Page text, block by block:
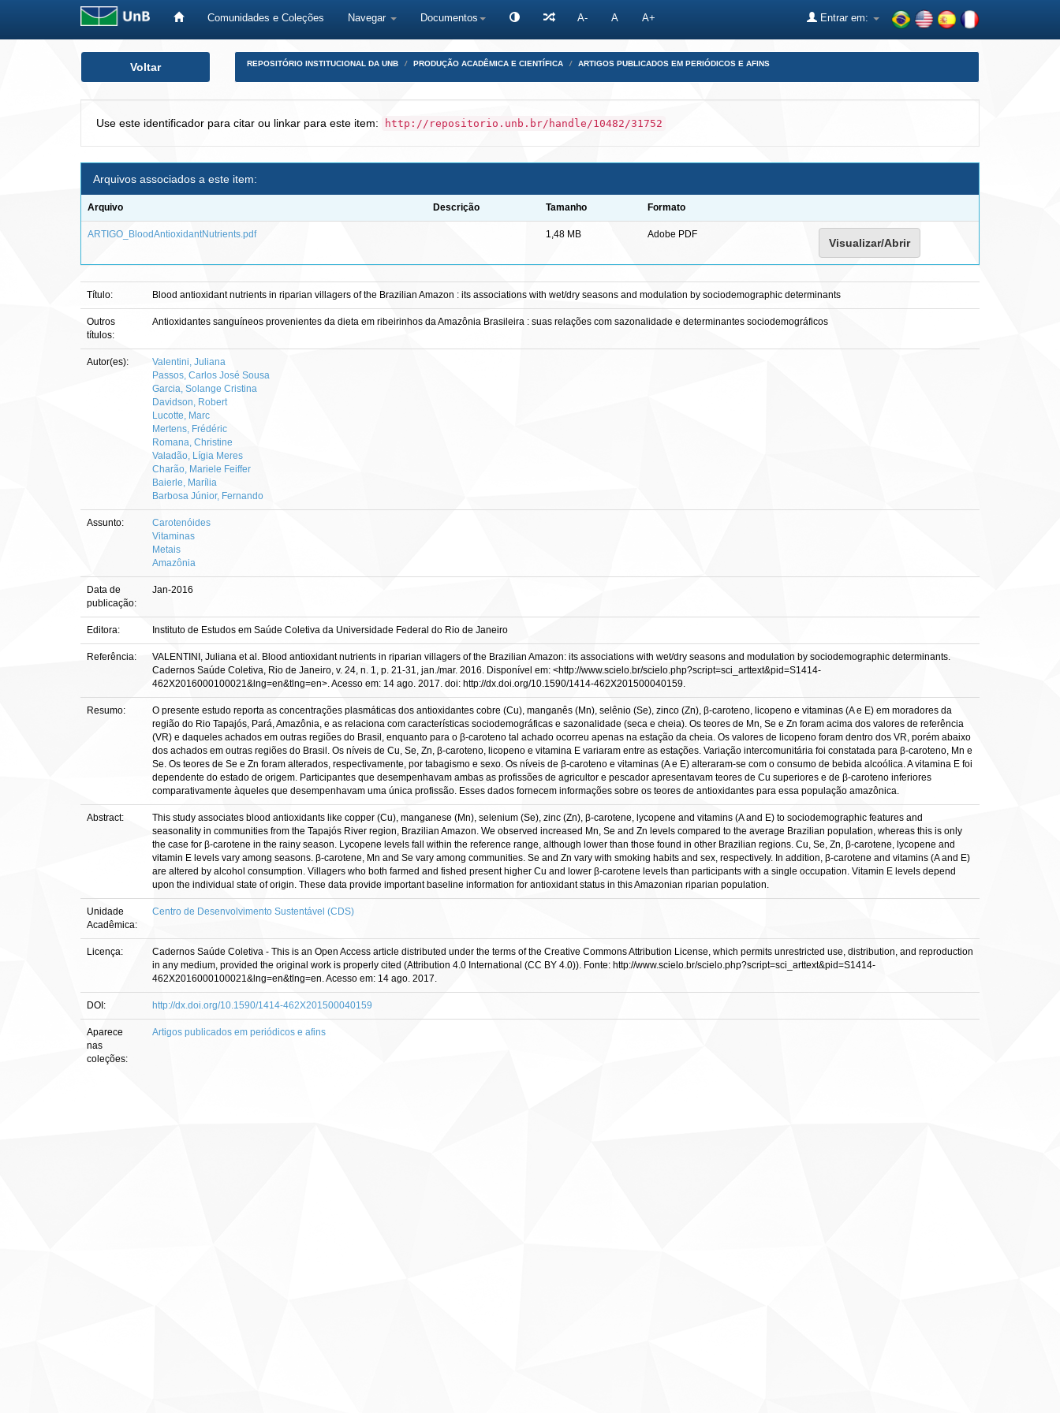
Comunidades e Coleções Navegar Documentos A- A A+ Entrar em:
Voltar REPOSITÓRIO INSTITUCIONAL DA UNB PRODUÇÃO ACADÊMICA E CIENTÍFICA ARTIGOS PUBLICADOS EM PERIÓDICOS E AFINS
Use este identificador para citar ou linkar para este item: http://repositorio.unb.br/handle/10482/31752
Arquivos associados a este item:
Arquivo Descrição Tamanho Formato
ARTIGO_BloodAntioxidantNutrients.pdf 1,48 MB Adobe PDF
Visualizar/Abrir
Título: Blood antioxidant nutrients in riparian villagers of the Brazilian Amazon : its associations with wet/dry seasons and modulation by sociodemographic determinants
Outros
títulos:
Antioxidantes sanguíneos provenientes da dieta em ribeirinhos da Amazônia Brasileira : suas relações com sazonalidade e determinantes sociodemográficos
Autor(es):
Valentini, Juliana
Passos, Carlos José Sousa
Garcia, Solange Cristina
Davidson, Robert
Lucotte, Marc
Mertens, Frédéric
Romana, Christine
Valadão, Lígia Meres
Charão, Mariele Feiffer
Baierle, Marília
Barbosa Júnior, Fernando
Assunto:
Carotenóides
Vitaminas
Metais
Amazônia
Data de
publicação:
Jan-2016
Editora: Instituto de Estudos em Saúde Coletiva da Universidade Federal do Rio de Janeiro
Referência:
VALENTINI, Juliana et al. Blood antioxidant nutrients in riparian villagers of the Brazilian Amazon: its associations with wet/dry seasons and modulation by sociodemographic determinants.
Cadernos Saúde Coletiva, Rio de Janeiro, v. 24, n. 1, p. 21-31, jan./mar. 2016. Disponível em: <http://www.scielo.br/scielo.php?script=sci_arttext&pid=S1414-
462X2016000100021&lng=en&tlng=en>. Acesso em: 14 ago. 2017. doi: http://dx.doi.org/10.1590/1414-462X201500040159.
Resumo:
O presente estudo reporta as concentrações plasmáticas dos antioxidantes cobre (Cu), manganês (Mn), selênio (Se), zinco (Zn), β-caroteno, licopeno e vitaminas (A e E) em moradores da
região do Rio Tapajós, Pará, Amazônia, e as relaciona com características sociodemográficas e sazonalidade (seca e cheia). Os teores de Mn, Se e Zn foram acima dos valores de referência
(VR) e daqueles achados em outras regiões do Brasil, enquanto para o β-caroteno tal achado ocorreu apenas na estação da cheia. Os valores de licopeno foram dentro dos VR, porém abaixo
dos achados em outras regiões do Brasil. Os níveis de Cu, Se, Zn, β-caroteno, licopeno e vitamina E variaram entre as estações. Variação intercomunitária foi constatada para β-caroteno, Mn e
Se. Os teores de Se e Zn foram alterados, respectivamente, por tabagismo e sexo. Os níveis de β-caroteno e vitaminas (A e E) alteraram-se com o consumo de bebida alcoólica. A vitamina E foi
dependente do estado de origem. Participantes que desempenhavam ambas as profissões de agricultor e pescador apresentavam teores de Cu superiores e de β-caroteno inferiores
comparativamente àqueles que desempenhavam uma única profissão. Esses dados fornecem informações sobre os teores de antioxidantes para essa população amazônica.
Abstract:
This study associates blood antioxidants like copper (Cu), manganese (Mn), selenium (Se), zinc (Zn), β-carotene, lycopene and vitamins (A and E) to sociodemographic features and
seasonality in communities from the Tapajós River region, Brazilian Amazon. We observed increased Mn, Se and Zn levels compared to the average Brazilian population, whereas this is only
the case for β-carotene in the rainy season. Lycopene levels fall within the reference range, although lower than those found in other Brazilian regions. Cu, Se, Zn, β-carotene, lycopene and
vitamin E levels vary among seasons. β-carotene, Mn and Se vary among communities. Se and Zn vary with smoking habits and sex, respectively. In addition, β-carotene and vitamins (A and E)
are altered by alcohol consumption. Villagers who both farmed and fished present higher Cu and lower β-carotene levels than participants with a single occupation. Vitamin E levels depend
upon the individual state of origin. These data provide important baseline information for antioxidant status in this Amazonian riparian population.
Unidade
Acadêmica:
Centro de Desenvolvimento Sustentável (CDS)
Licença:
Cadernos Saúde Coletiva - This is an Open Access article distributed under the terms of the Creative Commons Attribution License, which permits unrestricted use, distribution, and reproduction
in any medium, provided the original work is properly cited (Attribution 4.0 International (CC BY 4.0)). Fonte: http://www.scielo.br/scielo.php?script=sci_arttext&pid=S1414-
462X2016000100021&lng=en&tlng=en. Acesso em: 14 ago. 2017.
DOI: http://dx.doi.org/10.1590/1414-462X201500040159
Aparece
nas
coleções:
Artigos publicados em periódicos e afins